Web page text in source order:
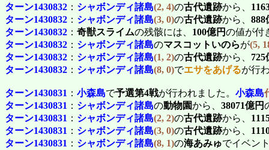
ターン1430832 ： シャボンディ諸島(2, 4)の古代遺跡から、
ターン1430832 ： シャボンディ諸島(3, 0)の古代遺跡から、 888
ターン1430832 ： 奇獣スライムの残骸には、 100億円の値が付
ターン1430832 ： シャボンディ諸島のマスコットいのらが(5,
ターン1430832 ： シャボンディ諸島(1, 2)の古代遺跡から、 725
ターン1430832 ： シャボンディ諸島(8, 0)でエサをあげるが行
ターン1430831 ： 小森島で予選第4戦が行われました。 小森島
ターン1430831 ： シャボンディ諸島の動物園から、 38071億円
ターン1430831 ： シャボンディ諸島(2, 2)の古代遺跡から、
ターン1430831 ： シャボンディ諸島(3, 0)の古代遺跡から、
ターン1430831 ： シャボンディ諸島(8, 1)の海あみゅでイベン